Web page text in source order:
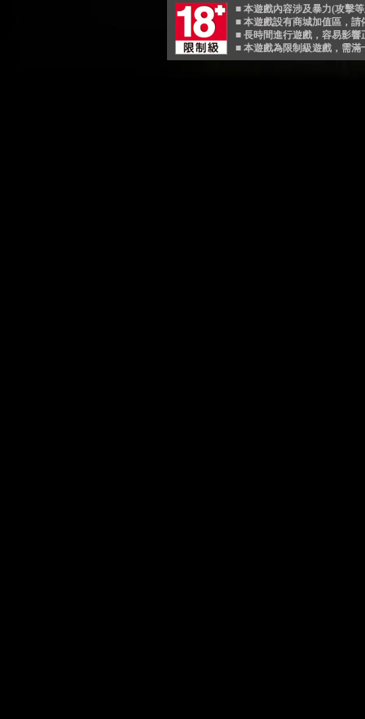
■ 本遊戲內容涉及暴力(攻擊
■ 本遊戲設有商城加值區，
■ 長時間進行遊戲，容易影
■ 本遊戲為限制級遊戲，需